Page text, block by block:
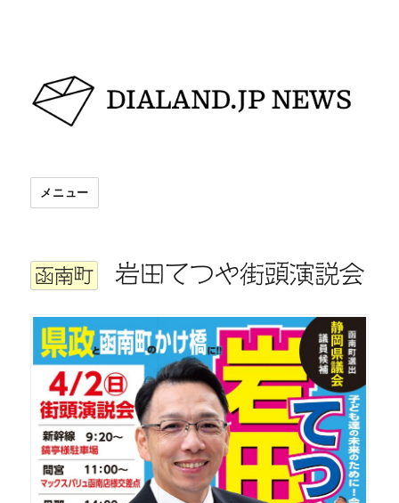
DIALAND.JP NEWS
メニュー
函南町 岩田てつや街頭演説会